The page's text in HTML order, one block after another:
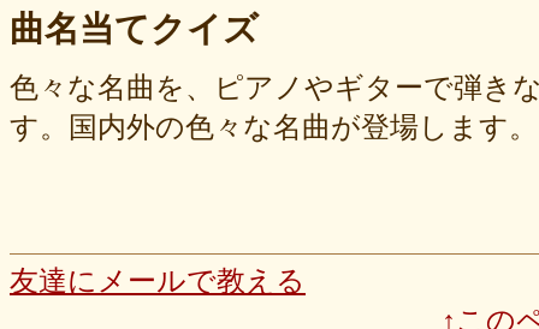
曲名当てクイズ
色々な名曲を、ピアノやギターで弾き
す。国内外の色々な名曲が登場します。
友達にメールで教える
↑この